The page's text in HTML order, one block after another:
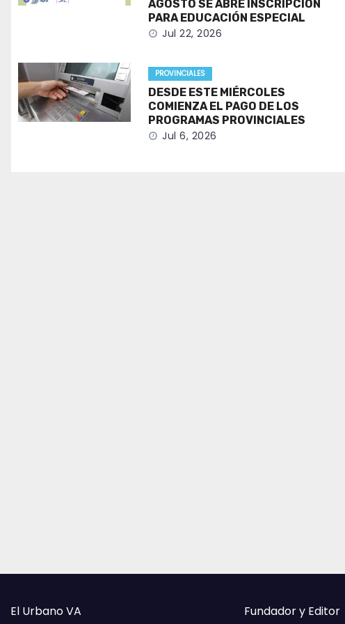
AGOSTO SE ABRE INSCRIPCIÓN
PARA EDUCACIÓN ESPECIAL
Jul 22, 2026
PROVINCIALES
DESDE ESTE MIÉRCOLES
COMIENZA EL PAGO DE LOS
PROGRAMAS PROVINCIALES
Jul 6, 2026
El Urbano VA
Fundador y Editor